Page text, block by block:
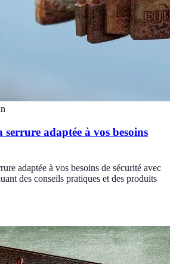
adaptée à vos besoins
adaptée à vos besoins de sécurité avec
des conseils pratiques et des produits